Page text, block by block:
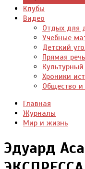
Клубы
Видео
Отдых для
Учебные
Детский
Прямая речь
Хроники
Общество
Главная
Журналы
Мир и жизнь
Эдуард